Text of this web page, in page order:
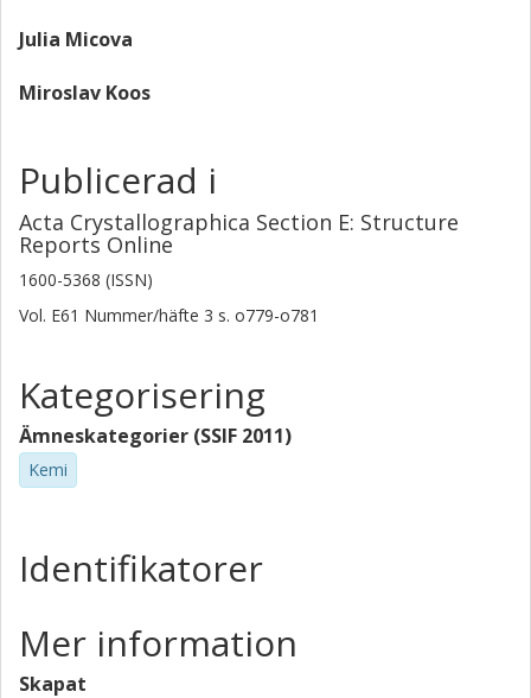
Julia Micova
Miroslav Koos
Publicerad i
Acta Crystallographica Section E: Structure
Reports Online
1600-5368 (ISSN)
Vol. E61 Nummer/häfte 3 s. o779-o781
Kategorisering
Ämneskategorier (SSIF 2011)
Kemi
Identifikatorer
Mer information
Skapat